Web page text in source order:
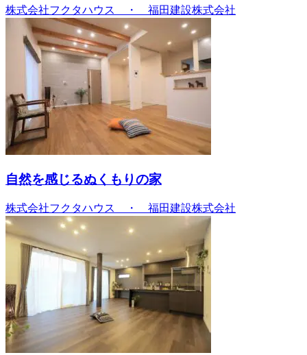
株式会社フクタハウス ・ 福田建設株式会社
自然を感じるぬくもりの家
株式会社フクタハウス ・ 福田建設株式会社